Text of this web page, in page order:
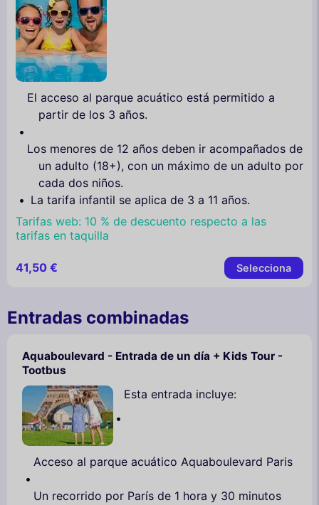
El acceso al parque acuático está permitido a
partir de los 3 años.
Los menores de 12 años deben ir acompañados de
un adulto (18+), con un máximo de un adulto por
cada dos niños.
La tarifa infantil se aplica de 3 a 11 años.
Tarifas web: 10 % de descuento respecto a las
tarifas en taquilla
41,50 € Selecciona
Entradas combinadas
Aquaboulevard - Entrada de un día + Kids Tour -
Tootbus
Esta entrada incluye:
Acceso al parque acuático Aquaboulevard Paris
Un recorrido por París de 1 hora y 30 minutos